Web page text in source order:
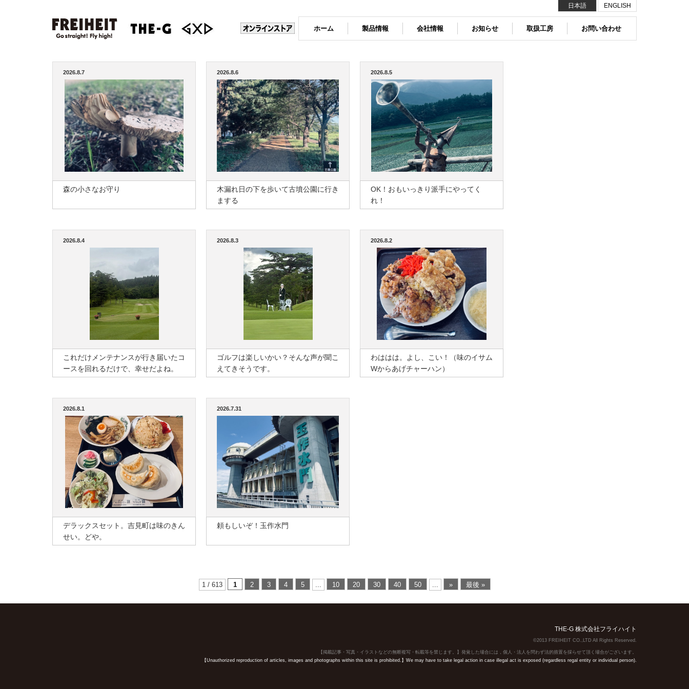
ホーム 製品情報 会社情報 お知らせ 取扱工房 お問い合わせ
日本語 ENGLISH
2026.8.7
森の小さなお守り
2026.8.6
木漏れ日の下を歩いて古墳公園に行き
まする
2026.8.5
OK！おもいっきり派手にやってく
れ！
2026.8.4
これだけメンテナンスが行き届いたコ
ースを回れるだけで、幸せだよね。
2026.8.3
ゴルフは楽しいかい？そんな声が聞こ
えてきそうです。
2026.8.2
わははは。よし、こい！（味のイサム
Wからあげチャーハン）
2026.8.1
デラックスセット。吉見町は味のきん
せい。どや。
2026.7.31
頼もしいぞ！玉作水門
1 / 613 1 2 3 4 5 ... 10 20 30 40 50 ... » 最後 »
THE-G 株式会社フライハイト
©2013 FREIHEIT CO.,LTD All Rights Reserved.
【掲載記事・写真・イラストなどの無断複写・転載等を禁じます。】発覚した場合には，個人・法人を問わず法的措置を採らせて頂く場合がございます。
【Unauthorized reproduction of articles, images and photographs within this site is prohibited.】We may have to take legal action in case illegal act is exposed (regardless regal entity or individual person).